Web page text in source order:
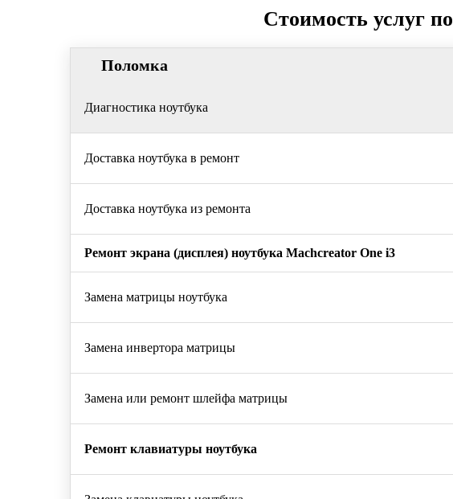
Стоимость услуг
Поломка
Диагностика ноутбука
Доставка ноутбука в ремонт
Доставка ноутбука из ремонта
Ремонт экрана (дисплея) ноутбука Machcreator One i3
Замена матрицы ноутбука
Замена инвертора матрицы
Замена или ремонт шлейфа матрицы
Ремонт клавиатуры ноутбука